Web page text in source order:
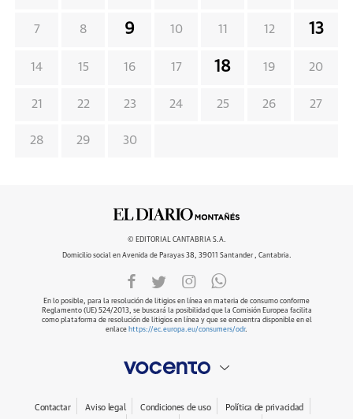
7 8 9 10 11 12 13
14 15 16 17 18 19 20
21 22 23 24 25 26 27
28 29 30
© EDITORIAL CANTABRIA S.A.
Domicilio social en Avenida de Parayas 38, 39011 Santander , Cantabria.
En lo posible, para la resolución de litigios en línea en materia de consumo conforme
Reglamento (UE) 524/2013, se buscará la posibilidad que la Comisión Europea facilita
como plataforma de resolución de litigios en línea y que se encuentra disponible en el
enlace https://ec.europa.eu/consumers/odr.
Contactar Aviso legal Condiciones de uso Política de privacidad